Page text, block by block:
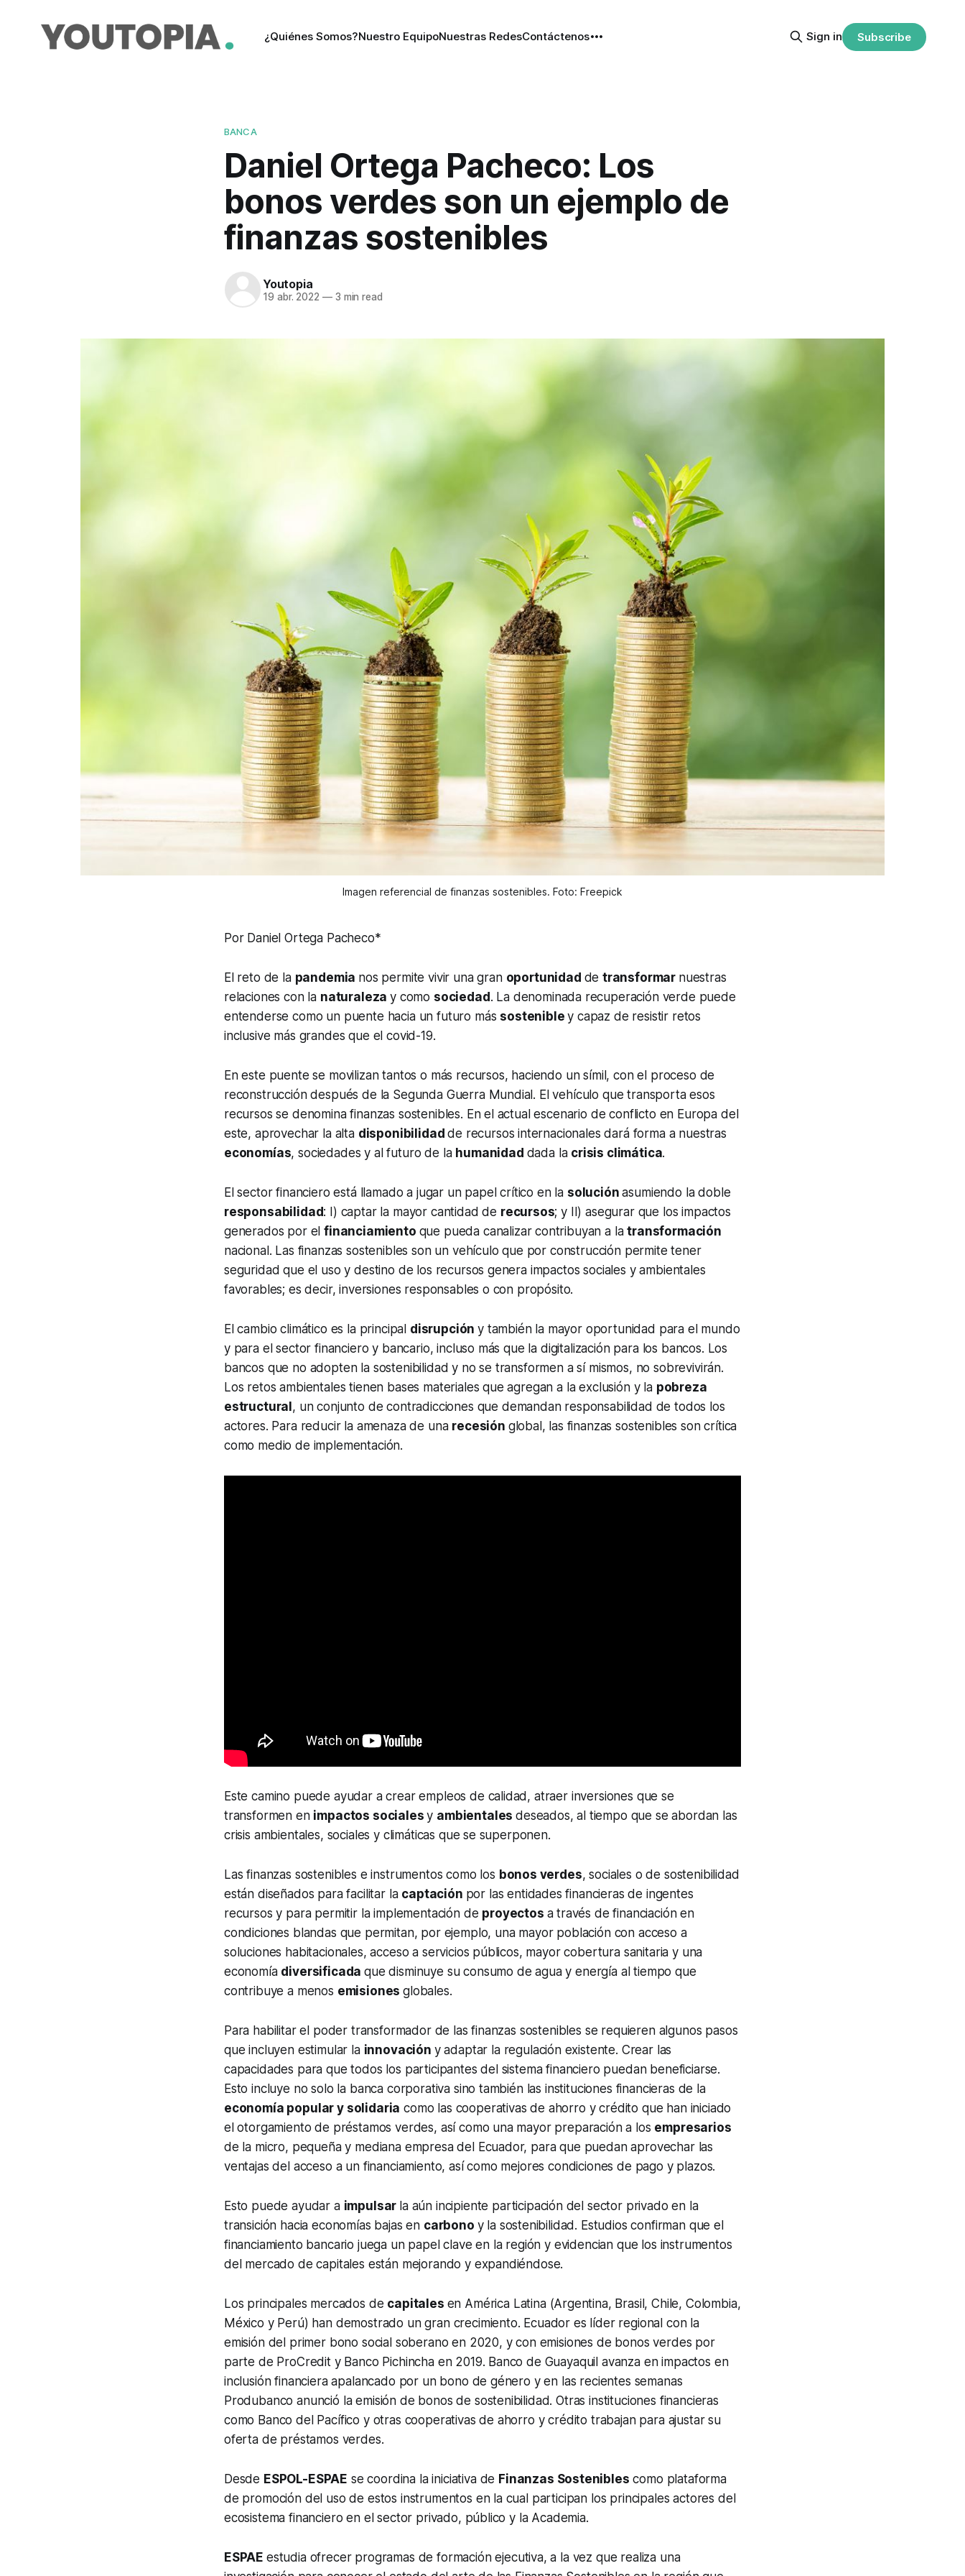
¿Quiénes Somos?Nuestro EquipoNuestras RedesContáctenos Sign in Subscribe
BANCA
Daniel Ortega Pacheco: Los
bonos verdes son un ejemplo de
finanzas sostenibles
Youtopia
19 abr. 2022 —3 min read
Imagen referencial de finanzas sostenibles. Foto: Freepick
Por Daniel Ortega Pacheco*
El reto de la pandemia nos permite vivir una gran oportunidad de transformar nuestras
relaciones con la naturalezay como sociedad. La denominada recuperación verde puede
entenderse como un puente hacia un futuro más sostenibley capaz de resistir retos
inclusive más grandes que el covid-19.
En este puente se movilizan tantos o más recursos, haciendo un símil, con el proceso de
reconstrucción después de la Segunda Guerra Mundial. El vehículo que transporta esos
recursos se denomina finanzas sostenibles. En el actual escenario de conflicto en Europa del
este, aprovechar la alta disponibilidadde recursos internacionales dará forma a nuestras
economías, sociedades y al futuro de la humanidad dada la crisis climática.
El sector financiero está llamado a jugar un papel crítico en la soluciónasumiendo la doble
responsabilidad: I) captar la mayor cantidad de recursos; y II) asegurar que los impactos
generados por elfinanciamiento que pueda canalizar contribuyan a latransformación
nacional. Las finanzas sostenibles son un vehículo que por construcción permite tener
seguridad que el uso y destino de los recursos genera impactos sociales y ambientales
favorables; es decir, inversiones responsables o con propósito.
El cambio climático es la principal disrupcióny también la mayor oportunidad para el mundo
y para el sector financiero y bancario, incluso más que la digitalización para los bancos. Los
bancos que no adopten la sostenibilidad y no se transformen a sí mismos, no sobrevivirán.
Los retos ambientales tienen bases materiales que agregan a la exclusión y la pobreza
estructural, un conjunto de contradicciones que demandan responsabilidad de todos los
actores. Para reducir la amenaza de una recesión global, las finanzas sostenibles son crítica
como medio de implementación.
Este camino puede ayudar a crear empleos de calidad, atraer inversiones que se
transformen en impactos socialesy ambientalesdeseados, al tiempo que se abordan las
crisis ambientales, sociales y climáticas que se superponen.
Las finanzas sostenibles e instrumentos como los bonos verdes, sociales o de sostenibilidad
están diseñados para facilitar la captación por las entidades financieras de ingentes
recursos y para permitir la implementación de proyectos a través de financiación en
condiciones blandas que permitan, por ejemplo, una mayor población con acceso a
soluciones habitacionales, acceso a servicios públicos, mayor cobertura sanitaria y una
economía diversificadaque disminuye su consumo de agua y energía al tiempo que
contribuye a menos emisionesglobales.
Para habilitar el poder transformador de las finanzas sostenibles se requieren algunos pasos
que incluyen estimular la innovación y adaptar la regulación existente. Crear las
capacidades para que todos los participantes del sistema financiero puedan beneficiarse.
Esto incluye no solo la banca corporativa sino también las instituciones financieras de la
economía popular y solidaria como las cooperativas de ahorro y crédito que han iniciado
el otorgamiento de préstamos verdes, así como una mayor preparación a los empresarios
de la micro, pequeña y mediana empresa del Ecuador, para que puedan aprovechar las
ventajas del acceso a un financiamiento, así como mejores condiciones de pago y plazos.
Esto puede ayudar a impulsar la aún incipiente participación del sector privado en la
transición hacia economías bajas en carbono y la sostenibilidad. Estudios confirman que el
financiamiento bancario juega un papel clave en la región y evidencian que los instrumentos
del mercado de capitales están mejorando y expandiéndose.
Los principales mercados de capitales en América Latina (Argentina, Brasil, Chile, Colombia,
México y Perú) han demostrado un gran crecimiento. Ecuador es líder regional con la
emisión del primer bono social soberano en 2020, y con emisiones de bonos verdes por
parte de ProCredit y Banco Pichincha en 2019. Banco de Guayaquil avanza en impactos en
inclusión financiera apalancado por un bono de género y en las recientes semanas
Produbanco anunció la emisión de bonos de sostenibilidad. Otras instituciones financieras
como Banco del Pacífico y otras cooperativas de ahorro y crédito trabajan para ajustar su
oferta de préstamos verdes.
Desde ESPOL-ESPAE se coordina la iniciativa de Finanzas Sostenibles como plataforma
de promoción del uso de estos instrumentos en la cual participan los principales actores del
ecosistema financiero en el sector privado, público y la Academia.
ESPAE estudia ofrecer programas de formación ejecutiva, a la vez que realiza una